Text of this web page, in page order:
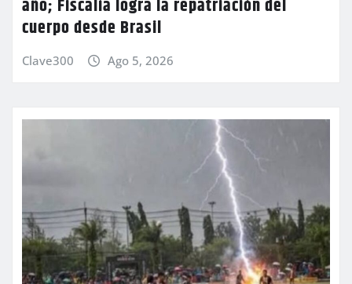
año; Fiscalía logra la repatriación del
cuerpo desde Brasil
Clave300 Ago 5, 2026